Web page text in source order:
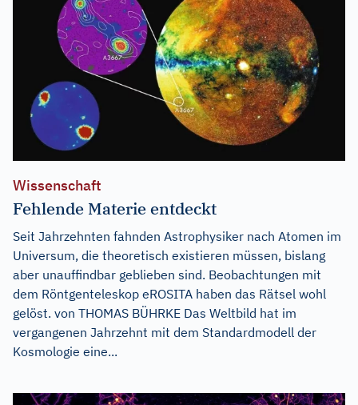
Wissenschaft
Fehlende Materie entdeckt
Seit Jahrzehnten fahnden Astrophysiker nach Atomen im
Universum, die theoretisch existieren müssen, bislang
aber unauffindbar geblieben sind. Beobachtungen mit
dem Röntgenteleskop eROSITA haben das Rätsel wohl
gelöst. von THOMAS BÜHRKE Das Weltbild hat im
vergangenen Jahrzehnt mit dem Standardmodell der
Kosmologie eine...